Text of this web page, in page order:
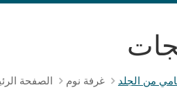
الصفحة غرفة نوم